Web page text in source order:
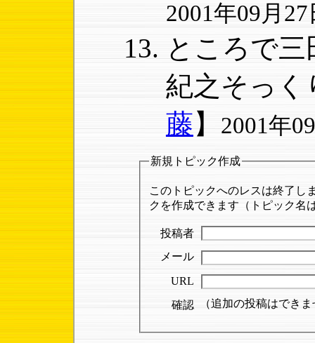
2001年09月
ところで
紀之そっく
藤】 2001年
新規トピック作成
このトピックへのレスは終了し
クを作成できます（トピック
投稿者
メール
URL
確認
（追加の投稿はでき